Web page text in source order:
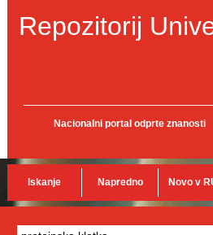
Repozitorij
Nacionalni portal odprte znanosti
Iskanje Napredno Novo v